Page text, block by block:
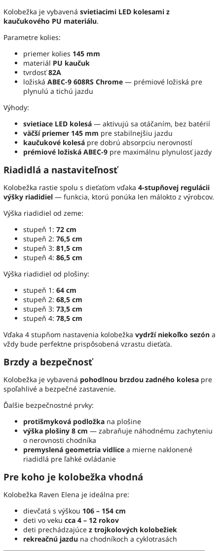
Kolobežka je vybavená svietiacimi LED kolesami z
kaučukového PU materiálu.
Parametre kolies:
priemer kolies 145 mm
materiál PU kaučuk
tvrdosť 82A
ložiská ABEC-9 608RS Chrome — prémiové ložiská pre
plynulú a tichú jazdu
Výhody:
svietiace LED kolesá — aktivujú sa otáčaním, bez batérií
väčší priemer 145 mm pre stabilnejšiu jazdu
kaučukové kolesá pre dobrú absorpciu nerovností
prémiové ložiská ABEC-9 pre maximálnu plynulosť jazdy
Riadidlá a nastaviteľnosť
Kolobežka rastie spolu s dieťaťom vďaka 4-stupňovej regulácii
výšky riadidiel — funkcia, ktorú ponúka len málokto z výrobcov.
Výška riadidiel od zeme:
stupeň 1: 72 cm
stupeň 2: 76,5 cm
stupeň 3: 81,5 cm
stupeň 4: 86,5 cm
Výška riadidiel od plošiny:
stupeň 1: 64 cm
stupeň 2: 68,5 cm
stupeň 3: 73,5 cm
stupeň 4: 78,5 cm
Vďaka 4 stupňom nastavenia kolobežka vydrží niekoľko sezón a
vždy bude perfektne prispôsobená vzrastu dieťaťa.
Brzdy a bezpečnosť
Kolobežka je vybavená pohodlnou brzdou zadného kolesa pre
spoľahlivé a bezpečné zastavenie.
Ďalšie bezpečnostné prvky:
protišmyková podložka na plošine
výška plošiny 8 cm — zabraňuje náhodnému zachyteniu
o nerovnosti chodníka
premyslená geometria vidlice a mierne naklonené
riadidlá pre ľahké ovládanie
Pre koho je kolobežka vhodná
Kolobežka Raven Elena je ideálna pre:
dievčatá s výškou 106 – 154 cm
deti vo veku cca 4 – 12 rokov
deti prechádzajúce z trojkolových kolobežiek
rekreačnú jazdu na chodníkoch a cyklotrasách